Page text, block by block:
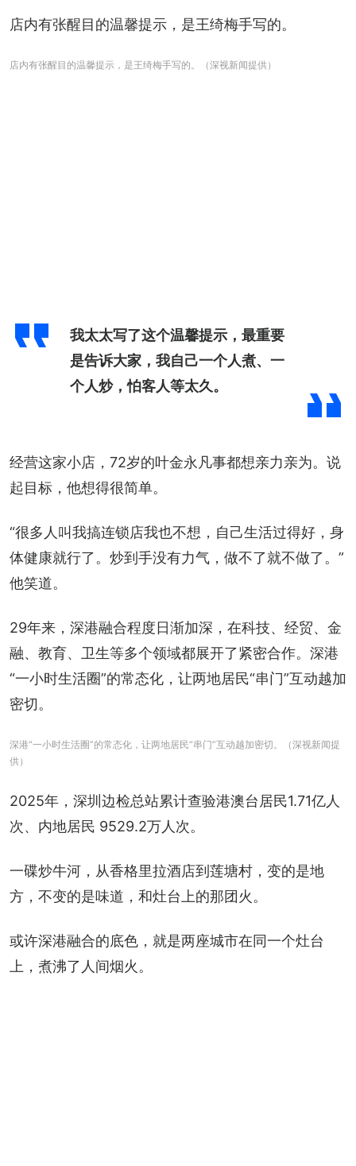
店内有张醒目的温馨提示，是王绮梅手写的。
店内有张醒目的温馨提示，是王绮梅手写的。（深视新闻提供）
我太太写了这个温馨提示，最重要
是告诉大家，我自己一个人煮、一
个人炒，怕客人等太久。
经营这家小店，72岁的叶金永凡事都想亲力亲为。说
起目标，他想得很简单。
“很多人叫我搞连锁店我也不想，自己生活过得好，身
体健康就行了。炒到手没有力气，做不了就不做了。”
他笑道。
29年来，深港融合程度日渐加深，在科技、经贸、金
融、教育、卫生等多个领域都展开了紧密合作。深港
“一小时生活圈”的常态化，让两地居民“串门”互动越加
密切。
深港“一小时生活圈”的常态化，让两地居民“串门”互动越加密切。（深视新闻提
供）
2025年，深圳边检总站累计查验港澳台居民1.71亿人
次、内地居民 9529.2万人次。
一碟炒牛河，从香格里拉酒店到莲塘村，变的是地
方，不变的是味道，和灶台上的那团火。
或许深港融合的底色，就是两座城市在同一个灶台
上，煮沸了人间烟火。